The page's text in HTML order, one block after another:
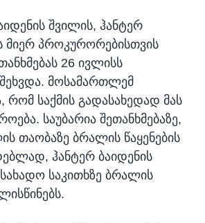
შვილის, ჰანტერ
მიერ პროკურორებისთვის
26 ივლისს
მოსამართლემ
რომ საქმის გადასახედად მას
საუბარია შეთანხმებაზე,
თაობაზე ბრალის წაყენების
ჰანტერ ბაიდენის
საკითხზე ბრალის